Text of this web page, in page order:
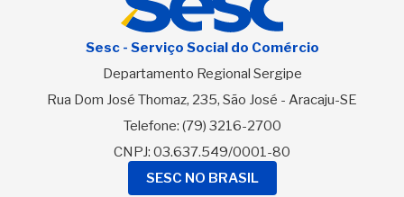
Sesc - Serviço Social do Comércio
Departamento Regional Sergipe
Rua Dom José Thomaz, 235, São José - Aracaju-SE
Telefone: (79) 3216-2700
CNPJ: 03.637.549/0001-80
SESC NO BRASIL